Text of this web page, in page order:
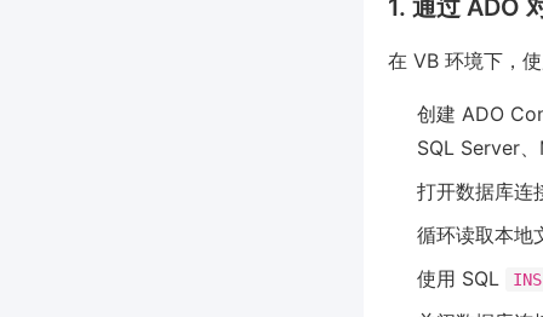
1. 通过 ADO
在 VB 环境下，
创建 ADO
SQL Server
打开数据库连
循环读取本地
使用 SQL